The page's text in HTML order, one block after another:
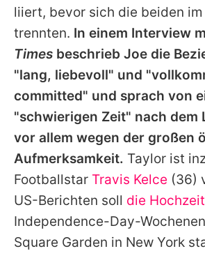
liiert, bevor sich die beiden
trennten. In einem Interview
Times beschrieb Joe die
"lang, liebevoll" und
committed" und sprach von
"schwierigen Zeit" nach dem
vor allem wegen der großen
Aufmerksamkeit. Taylor ist
Footballstar Travis Kelce (36)
US-Berichten soll die Hochzeit
Independence-Day-
Square Garden in New York